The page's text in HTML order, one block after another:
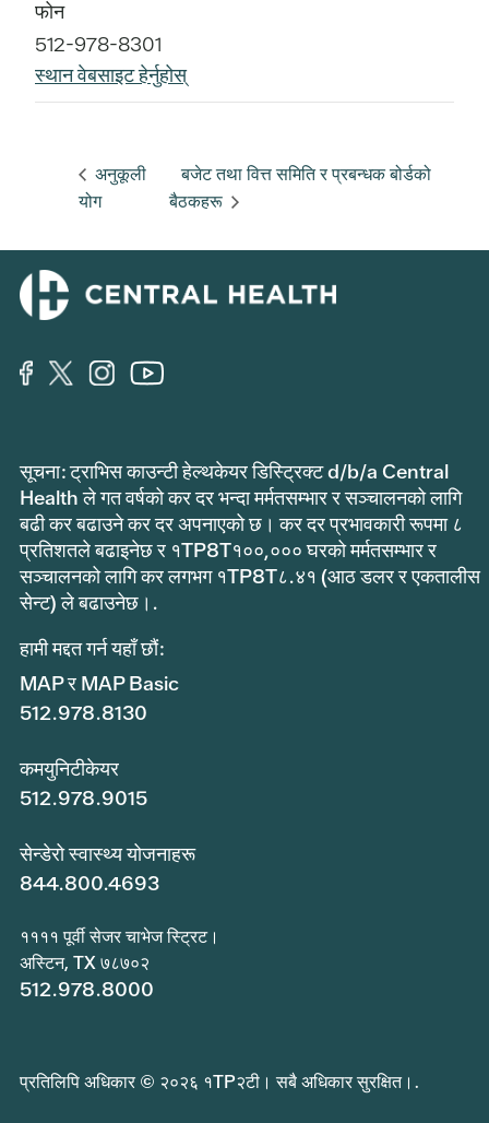
फोन
512-978-8301
स्थान वेबसाइट हेर्नुहोस्
अनुकूली
योग
बजेट तथा वित्त समिति र प्रबन्धक बोर्डको
बैठकहरू
सूचना: ट्राभिस काउन्टी हेल्थकेयर डिस्ट्रिक्ट d/b/a Central
Health ले गत वर्षको कर दर भन्दा मर्मतसम्भार र सञ्चालनको लागि
बढी कर बढाउने कर दर अपनाएको छ। कर दर प्रभावकारी रूपमा ८
प्रतिशतले बढाइनेछ र १TP8T१००,००० घरको मर्मतसम्भार र
सञ्चालनको लागि कर लगभग १TP8T८.४१ (आठ डलर र एकतालीस
सेन्ट) ले बढाउनेछ।.
हामी मद्दत गर्न यहाँ छौं:
MAP र MAP Basic
512.978.8130
कमयुनिटीकेयर
512.978.9015
सेन्डेरो स्वास्थ्य योजनाहरू
844.800.4693
११११ पूर्वी सेजर चाभेज स्ट्रिट।
अस्टिन, TX ७८७०२
512.978.8000
प्रतिलिपि अधिकार © २०२६ १TP२टी। सबै अधिकार सुरक्षित।.